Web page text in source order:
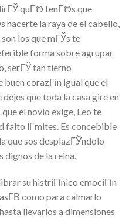
quГ© tenГ©s que
la raya de el cabello,
los que mГЎs te
forma sobre agrupar
serГЎ tan tierno
corazГіn igual que el
que toda la casa gire en
el novio exige, Leo te
falto lГ­mites. Es concebible
que sos desplazГЎndolo
dignos de la reina.
su histriГіnico emociГіn
como para calmarlo
llevarlos a dimensiones